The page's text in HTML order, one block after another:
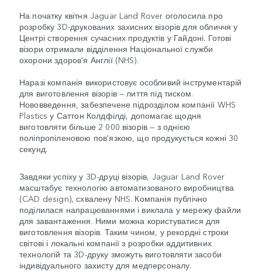
На початку квітня Jaguar Land Rover оголосила про
розробку 3D-друкованих захисних візорів для обличчя у
Центрі створення сучасних продуктів у Гайдоні. Готові
візори отримали відділення Національної служби
охорони здоров'я Англії (NHS).
Наразі компанія використовує особливий інструментарій
для виготовлення візорів — лиття під тиском.
Нововведення, забезпечене підрозділом компанії WHS
Plastics у Саттон Колдфілді, допомагає щодня
виготовляти більше 2 000 візорів — з однією
поліпропіленовою пов'язкою, що продукується кожні 30
секунд.
Завдяки успіху у 3D-друці візорів, Jaguar Land Rover
масштабує технологію автоматизованого виробництва
(CAD design), схвалену NHS. Компанія публічно
поділилася напрацюваннями і виклала у мережу файли
для завантаження. Ними можна користуватися для
виготовлення візорів. Таким чином, у рекордні строки
світові і локальні компанії з розробки аддитивних
технологій та 3D-друку зможуть виготовляти засоби
індивідуального захисту для медперсоналу.